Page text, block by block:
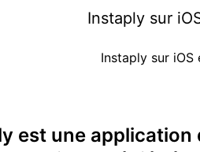
Instaply sur iOS
est une application